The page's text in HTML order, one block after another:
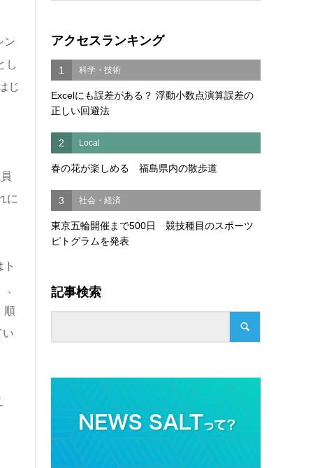
ン
し
じ
に
順
い
アクセスランキング
1 科学・技術
Excelにも誤差がある？ 浮動小数点演算誤差の
正しい回避法
2 Local
春の花が楽しめる 福島県内の散歩道
3 社会・経済
東京五輪開催まで500日 競技種目のスポーツ
ピトグラムを発表
記事検索